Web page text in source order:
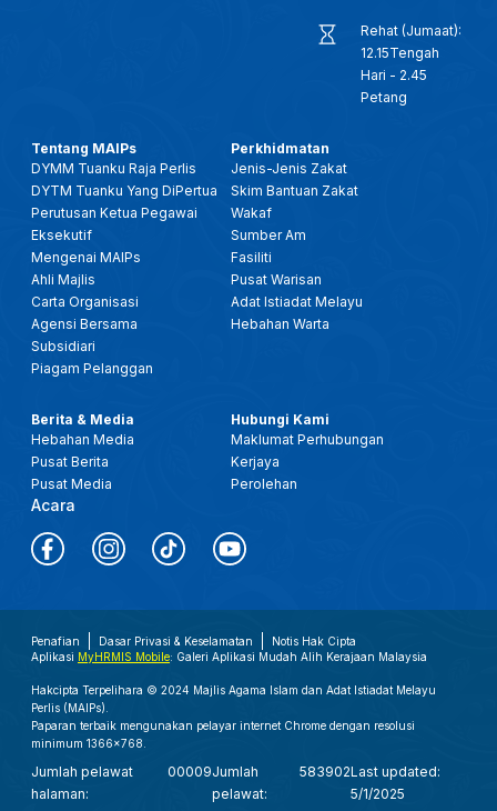
Rehat (Jumaat):
12.15Tengah
Hari - 2.45
Petang
Tentang MAIPs
DYMM Tuanku Raja Perlis
DYTM Tuanku Yang DiPertua
Perutusan Ketua Pegawai
Eksekutif
Mengenai MAIPs
Ahli Majlis
Carta Organisasi
Agensi Bersama
Subsidiari
Piagam Pelanggan
Perkhidmatan
Jenis-Jenis Zakat
Skim Bantuan Zakat
Wakaf
Sumber Am
Fasiliti
Pusat Warisan
Adat Istiadat Melayu
Hebahan Warta
Berita & Media
Hebahan Media
Pusat Berita
Pusat Media
Acara
Hubungi Kami
Maklumat Perhubungan
Kerjaya
Perolehan
Penafian Dasar Privasi & Keselamatan
Notis Hak Cipta
Aplikasi MyHRMIS Mobile: Galeri Aplikasi Mudah Alih Kerajaan Malaysia
Hakcipta Terpelihara © 2024 Majlis Agama Islam dan Adat Istiadat Melayu
Perlis (MAIPs).
Paparan terbaik mengunakan pelayar internet Chrome dengan resolusi
minimum 1366x768.
Jumlah pelawat
halaman:
00009Jumlah
pelawat:
583902Last updated:
5/1/2025